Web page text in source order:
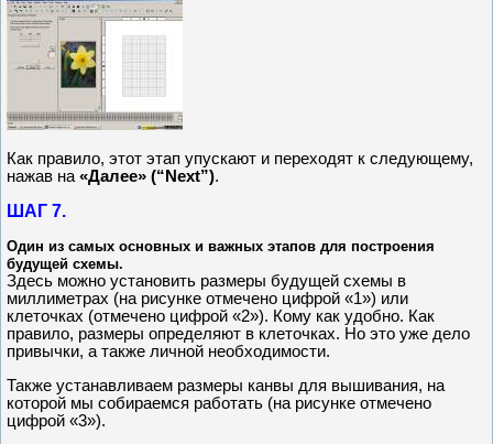
Как правило, этот этап упускают и переходят к следующему,
нажав на «Далее» (“Next”).
ШАГ 7.
Один из самых основных и важных этапов для построения
будущей схемы.
Здесь можно установить размеры будущей схемы в
миллиметрах (на рисунке отмечено цифрой «1») или
клеточках (отмечено цифрой «2»). Кому как удобно. Как
правило, размеры определяют в клеточках. Но это уже дело
привычки, а также личной необходимости.
Также устанавливаем размеры канвы для вышивания, на
которой мы собираемся работать (на рисунке отмечено
цифрой «3»).